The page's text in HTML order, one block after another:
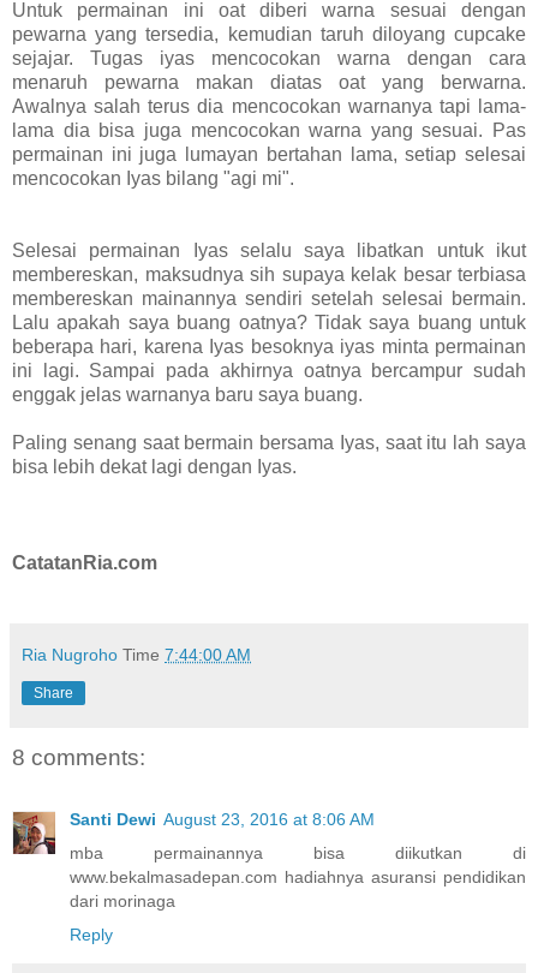
Untuk permainan ini oat diberi warna sesuai dengan
pewarna yang tersedia, kemudian taruh diloyang cupcake
sejajar. Tugas iyas mencocokan warna dengan cara
menaruh pewarna makan diatas oat yang berwarna.
Awalnya salah terus dia mencocokan warnanya tapi lama-
lama dia bisa juga mencocokan warna yang sesuai. Pas
permainan ini juga lumayan bertahan lama, setiap selesai
mencocokan Iyas bilang "agi mi".
Selesai permainan Iyas selalu saya libatkan untuk ikut
membereskan, maksudnya sih supaya kelak besar terbiasa
membereskan mainannya sendiri setelah selesai bermain.
Lalu apakah saya buang oatnya? Tidak saya buang untuk
beberapa hari, karena Iyas besoknya iyas minta permainan
ini lagi. Sampai pada akhirnya oatnya bercampur sudah
enggak jelas warnanya baru saya buang.
Paling senang saat bermain bersama Iyas, saat itu lah saya
bisa lebih dekat lagi dengan Iyas.
CatatanRia.com
Ria Nugroho Time 7:44:00 AM
Share
8 comments:
Santi Dewi August 23, 2016 at 8:06 AM
mba permainannya bisa diikutkan di
www.bekalmasadepan.com hadiahnya asuransi pendidikan
dari morinaga
Reply